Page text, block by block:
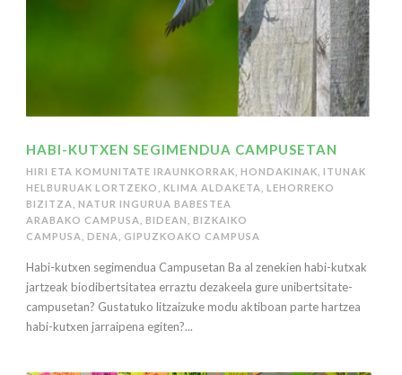
HABI-KUTXEN SEGIMENDUA CAMPUSETAN
HIRI ETA KOMUNITATE IRAUNKORRAK HONDAKINAK ITUNAK
HELBURUAK LORTZEKO
KLIMA ALDAKETA
LEHORREKO
BIZITZA
NATUR INGURUA BABESTEA
ARABAKO CAMPUSA
BIDEAN
BIZKAIKO
CAMPUSA
DENA GIPUZKOAKO CAMPUSA
Habi-kutxen segimendua Campusetan Ba al zenekien habi-kutxak
jartzeak biodibertsitatea erraztu dezakeela gure unibertsitate-
campusetan? Gustatuko litzaizuke modu aktiboan parte hartzea
habi-kutxen jarraipena egiten?...